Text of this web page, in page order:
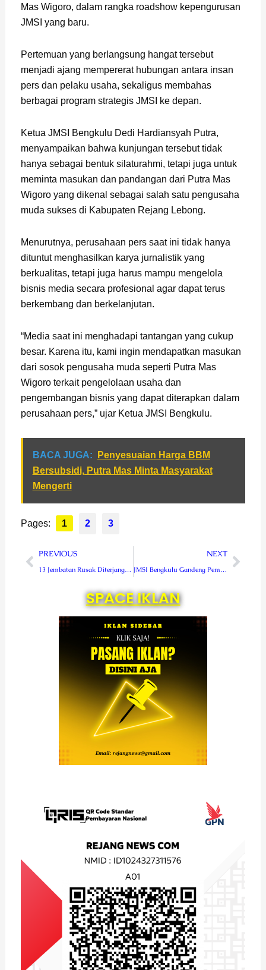
Mas Wigoro, dalam rangka roadshow kepengurusan
JMSI yang baru.
Pertemuan yang berlangsung hangat tersebut
menjadi ajang mempererat hubungan antara insan
pers dan pelaku usaha, sekaligus membahas
berbagai program strategis JMSI ke depan.
Ketua JMSI Bengkulu Dedi Hardiansyah Putra,
menyampaikan bahwa kunjungan tersebut tidak
hanya sebagai bentuk silaturahmi, tetapi juga untuk
meminta masukan dan pandangan dari Putra Mas
Wigoro yang dikenal sebagai salah satu pengusaha
muda sukses di Kabupaten Rejang Lebong.
Menurutnya, perusahaan pers saat ini tidak hanya
dituntut menghasilkan karya jurnalistik yang
berkualitas, tetapi juga harus mampu mengelola
bisnis media secara profesional agar dapat terus
berkembang dan berkelanjutan.
“Media saat ini menghadapi tantangan yang cukup
besar. Karena itu, kami ingin mendapatkan masukan
dari sosok pengusaha muda seperti Putra Mas
Wigoro terkait pengelolaan usaha dan
pengembangan bisnis yang dapat diterapkan dalam
perusahaan pers,” ujar Ketua JMSI Bengkulu.
BACA JUGA:
Penyesuaian Harga BBM
Bersubsidi, Putra Mas Minta Masyarakat
Mengerti
Pages: 1 2 3
Prev
PREVIOUS
13 Jembatan Rusak Diterjang Banjir Bandang Lebong, Kodim 0409 Bergerak Cepat
NEXT
JMSI Bengkulu Gandeng Pemda Rejang Lebong, Siap Genjot Promosi Pariwisata
Next
SPACE IKLAN